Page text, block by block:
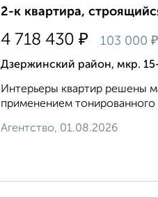
2-к квартира,
4 718 430 ₽ 103 000 ₽
Дзержинский район, мкр.
Интерьеры квартир решены
применением тонированного
Агентство, 01.08.2026